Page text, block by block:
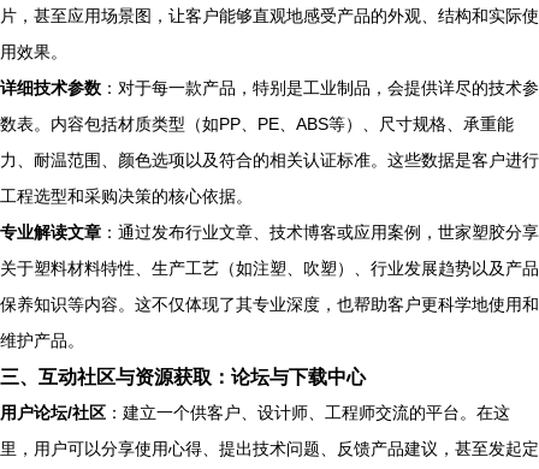
片，甚至应用场景图，让客户能够直观地感受产品的外观、结构和实际使
用效果。
详细技术参数 ：对于每一款产品，特别是工业制品，会提供详尽的技术参
数表。内容包括材质类型（如PP、PE、ABS等）、尺寸规格、承重能
力、耐温范围、颜色选项以及符合的相关认证标准。这些数据是客户进行
工程选型和采购决策的核心依据。
专业解读文章 ：通过发布行业文章、技术博客或应用案例，世家塑胶分享
关于塑料材料特性、生产工艺（如注塑、吹塑）、行业发展趋势以及产品
保养知识等内容。这不仅体现了其专业深度，也帮助客户更科学地使用和
维护产品。
三、互动社区与资源获取：论坛与下载中心
用户论坛/社区 ：建立一个供客户、设计师、工程师交流的平台。在这
里，用户可以分享使用心得、提出技术问题、反馈产品建议，甚至发起定